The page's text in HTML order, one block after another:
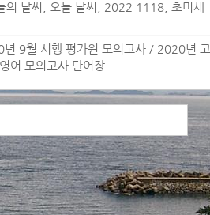
의 날씨, 오늘 날씨, 2022 1118, 초미세
9월 시행 평가원 모의고사 / 2020년 고
어 모의고사 단어장